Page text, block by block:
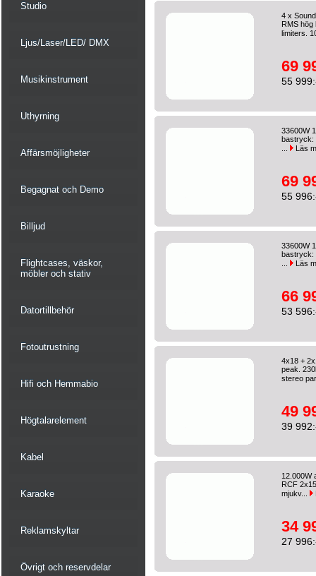
Studio
Ljus/Laser/LED/ DMX
Musikinstrument
Uthyrning
Affärsmöjligheter
Begagnat och Demo
Billjud
Flightcases, väskor,
möbler och stativ
Datortillbehör
Fotoutrustning
Hifi och Hemmabio
Högtalarelement
Kabel
Karaoke
Reklamskyltar
Övrigt och reservdelar
4 x
RMS
limiters.
69
55
33600W
bastryck:
Läs
69
55
33600W
bastryck:
Läs
66
53
4x18 +
peak.
stereo
49
39
12.000W
RCF
mjukv...
34
27